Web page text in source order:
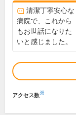
清潔丁寧安心な
病院で、これから
もお世話になりた
いと感じました。
アクセス数※